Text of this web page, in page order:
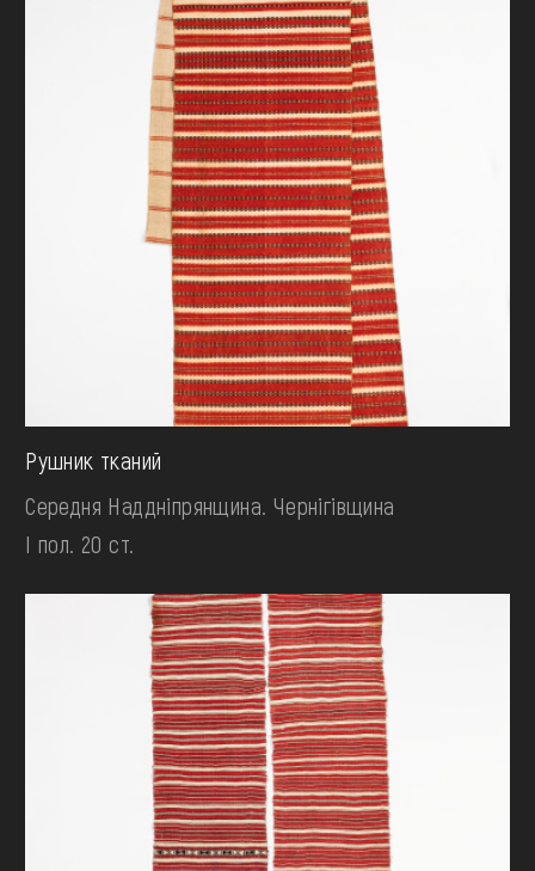
Рушник тканий
Середня Наддніпрянщина. Чернігівщина
І пол. 20 ст.